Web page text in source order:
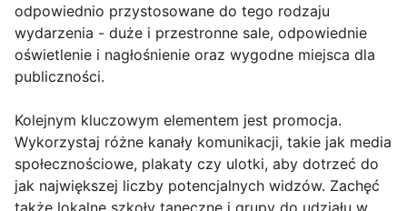
odpowiednio przystosowane do tego rodzaju
wydarzenia - duże i przestronne sale, odpowiednie
oświetlenie i nagłośnienie oraz wygodne miejsca dla
publiczności.
Kolejnym kluczowym elementem jest promocja.
Wykorzystaj różne kanały komunikacji, takie jak media
społecznościowe, plakaty czy ulotki, aby dotrzeć do
jak największej liczby potencjalnych widzów. Zachęć